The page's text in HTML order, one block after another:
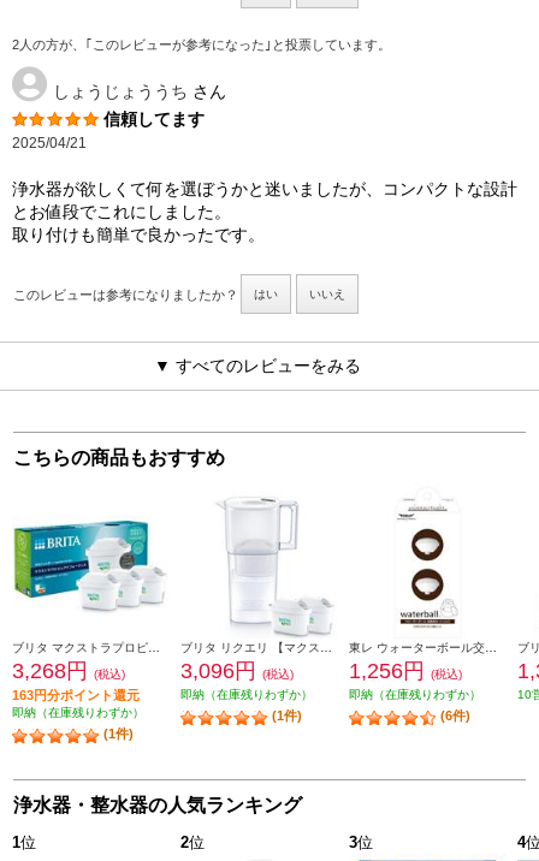
2人の方が、｢このレビューが参考になった｣と投票しています。
しょうじょううち さん
信頼してます
2025/04/21
浄水器が欲しくて何を選ぼうかと迷いましたが、コンパクトな設計
とお値段でこれにしました。
取り付けも簡単で良かったです。
このレビューは参考になりましたか？ はい いいえ
▼ すべてのレビューをみる
こちらの商品もおすすめ
3,268円 (税込)
163円分ポイント還元
即納（在庫残りわずか）
(1件)
3,096円
(税込)
即納（在庫残りわずか）
(1件)
1,256円
(税込)
即納（在庫残りわずか）
(6件)
10
浄水器・整水器の人気ランキング
1位 2位 3位 4